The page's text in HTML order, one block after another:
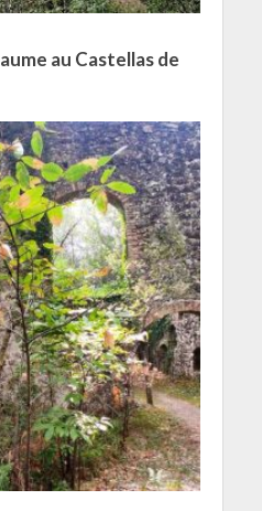
au Castellas de